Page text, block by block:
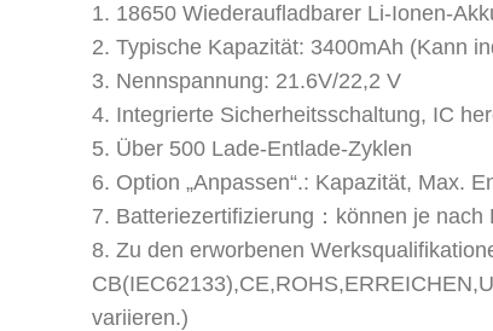
1. 18650 Wiederaufladbarer Li-Ionen-
2. Typische Kapazität: 3400mAh (Kann
3. Nennspannung: 21.6V/22,2 V
4. Integrierte Sicherheitsschaltung, IC
5. Über 500 Lade-Entlade-Zyklen
6. Option „Anpassen“.: Kapazität, Max.
7. Batteriezertifizierung：können je
8. Zu den erworbenen
variieren.)